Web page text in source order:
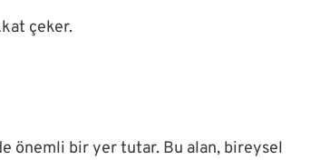
çeker.
önemli bir yer tutar. Bu alan, bireysel